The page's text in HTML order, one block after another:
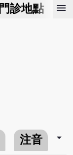
門診地點 預
menu
注音 arrow_drop_down